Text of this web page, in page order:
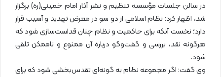
در سالن جلسات مؤسسه تنظیم و نشر آثار امام خمینی(ره) برگزار
شد، اظهار کرد: نظام اسلامی از دو سو در معرض تهدید و آسیب قرار
دارد؛ نخست آنکه برای حاکمیت و نظام چنان قداست‌سازی شود که
هرگونه نقد، بررسی و گفت‌وگو درباره آن ممنوع و ناممکن تلقی
شود.
وی گفت: اگر مجموعه نظام به گونه‌ای تقدس‌بخشی شود که برای